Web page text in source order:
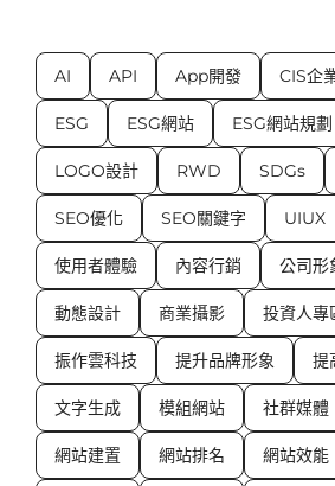
AI API App開發 CIS企
ESG ESG網站 ESG網站規劃
LOGO設計 RWD SDGs
SEO優化 SEO關鍵字 UIUX
使用者體驗 內容行銷 公司形
動態設計 商業攝影 投資人專
振作雲科技 提升品牌形象 提
文字生成 模組網站 社群媒體
網站建置 網站排名 網站效能